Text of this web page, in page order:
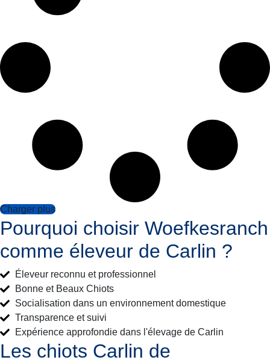
Charger plus
Pourquoi choisir Woefkesranch
comme éleveur de Carlin ?
Éleveur reconnu et professionnel
Bonne et Beaux Chiots
Socialisation dans un environnement domestique
Transparence et suivi
Expérience approfondie dans l'élevage de Carlin
Les chiots Carlin de